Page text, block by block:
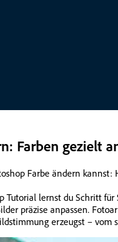
Farben gezielt
Farbe ändern
Tutorial lernst du Schritt
präzise anpassen.
erzeugst –